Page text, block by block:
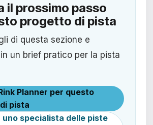
il prossimo passo
progetto di pista
di questa sezione e
un brief pratico per la pista
Planner per questo
pista
uno specialista delle piste